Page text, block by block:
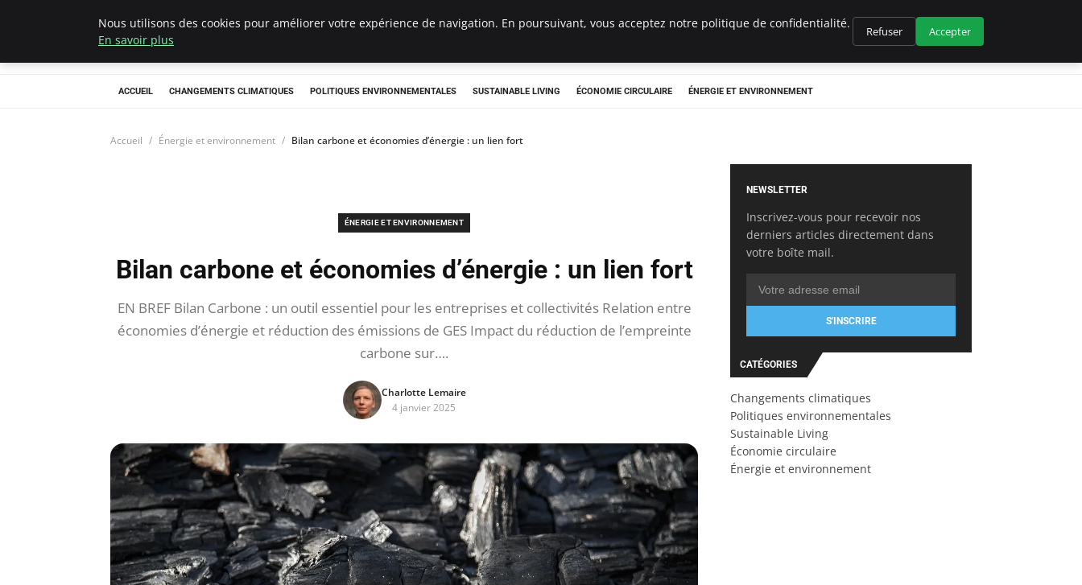
Climategatecountryclub.com
ACCUEIL CHANGEMENTS CLIMATIQUES POLITIQUES ENVIRONNEMENTALES SUSTAINABLE LIVING ÉCONOMIE CIRCULAIRE ÉNERGIE ET ENVIRONNEMENT
Accueil Énergie et environnement Bilan carbone et économies d’énergie : un lien fort
ÉNERGIE ET ENVIRONNEMENT
Bilan carbone et économies d’énergie : un lien fort
EN BREF Bilan Carbone : un outil essentiel pour les entreprises et collectivités Relation entre
économies d’énergie et réduction des émissions de GES Impact du réduction de l’empreinte
carbone sur….
Charlotte Lemaire
4 janvier 2025
NEWSLETTER
Inscrivez-vous pour recevoir nos
derniers articles directement dans
votre boîte mail.
S'INSCRIRE
CATÉGORIES
Changements climatiques
Politiques environnementales
Sustainable Living
Économie circulaire
Énergie et environnement
Nous utilisons des cookies pour améliorer votre expérience de navigation. En poursuivant, vous acceptez notre politique de confidentialité.
En savoir plus
Refuser Accepter